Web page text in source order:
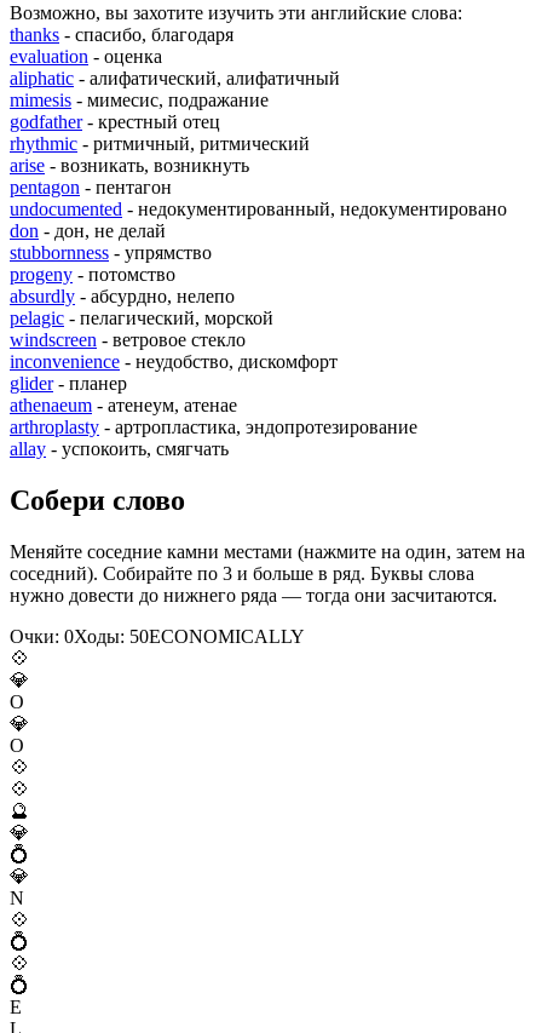
Возможно, вы захотите изучить эти английские слова:
thanks - спасибо, благодаря
evaluation - оценка
aliphatic - алифатический, алифатичный
mimesis - мимесис, подражание
godfather- крестный отец
rhythmic - ритмичный, ритмический
arise - возникать, возникнуть
pentagon - пентагон
undocumented - недокументированный, недокументировано
don - дон, не делай
stubbornness - упрямство
progeny - потомство
absurdly - абсурдно, нелепо
pelagic - пелагический, морской
windscreen - ветровое стекло
inconvenience - неудобство, дискомфорт
glider- планер
athenaeum - атенеум, атенае
arthroplasty - артропластика, эндопротезирование
allay - успокоить, смягчать
Собери слово
Меняйте соседние камни местами (нажмите на один, затем на
соседний). Собирайте по 3 и больше в ряд. Буквы слова
нужно довести до нижнего ряда — тогда они засчитаются.
Очки: 0Ходы: 50ECONOMICALLY
💠
💎
O
💎
O
💠
💠
🔮
💎
💍
💎
N
💠
💍
💠
💍
E
L